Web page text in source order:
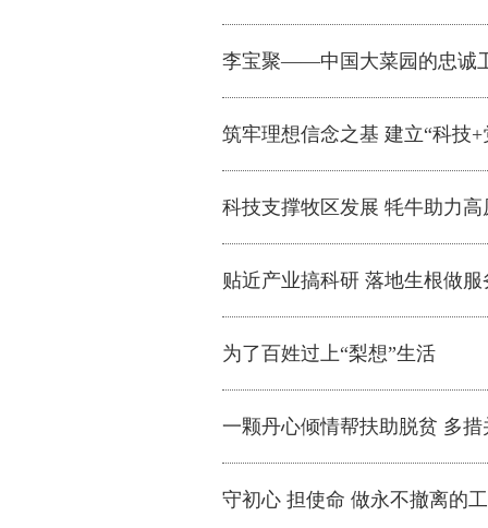
李宝聚——中国大菜园的忠诚
筑牢理想信念之基 建立“科技
科技支撑牧区发展 牦牛助力高
贴近产业搞科研 落地生根做服
为了百姓过上“梨想”生活
一颗丹心倾情帮扶助脱贫 多
守初心 担使命 做永不撤离的